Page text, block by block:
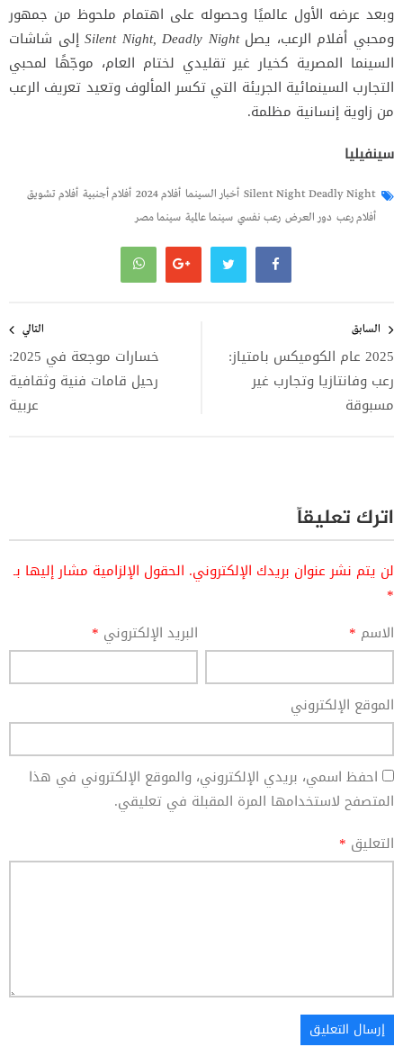
وبعد عرضه الأول عالميًا وحصوله على اهتمام ملحوظ من جمهور
ومحبي أفلام الرعب، يصلSilent Night, Deadly Nightإلى شاشات
السينما المصرية كخيار غير تقليدي لختام العام، موجّهًا لمحبي
التجارب السينمائية الجريئة التي تكسر المألوف وتعيد تعريف الرعب
من زاوية إنسانية مظلمة.
سينفيليا
Silent Night Deadly Night أخبار السينما أفلام 2024 أفلام أجنبية أفلام تشويق
أفلام رعب دور العرض رعب نفسي سينما عالمية سينما مصر
المقالات
السابق
2025 عام الكوميكس بامتياز:
رعب وفانتازيا وتجارب غير
مسبوقة
التالي
خسارات موجعة في 2025:
رحيل قامات فنية وثقافية
عربية
اترك تعليقاً
لن يتم نشر عنوان بريدك الإلكتروني. الحقول الإلزامية مشار إليها بـ
*
الاسم * البريد الإلكتروني *
الموقع الإلكتروني
احفظ اسمي، بريدي الإلكتروني، والموقع الإلكتروني في هذا
المتصفح لاستخدامها المرة المقبلة في تعليقي.
التعليق *